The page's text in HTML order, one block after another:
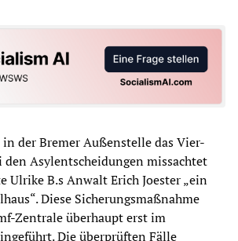
in der Bremer Außenstelle das Vier-
Asylentscheidungen missachtet
Ulrike B.s Anwalt Erich Joester „ein
Diese Sicherungsmaßnahme
Zentrale überhaupt erst im
Die überprüften Fälle